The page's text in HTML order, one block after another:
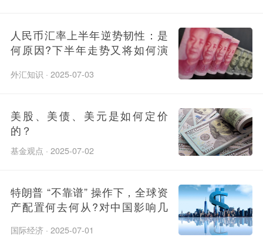
人民币汇率上半年逆势韧性：是
何原因?下半年走势又将如何演
外汇知识 · 2025-07-03
美股、美债、美元是如何定价
的？
基金观点 · 2025-07-02
特朗普 “不靠谱” 操作下，全球资
产配置何去何从?对中国影响几
国际经济 · 2025-07-01